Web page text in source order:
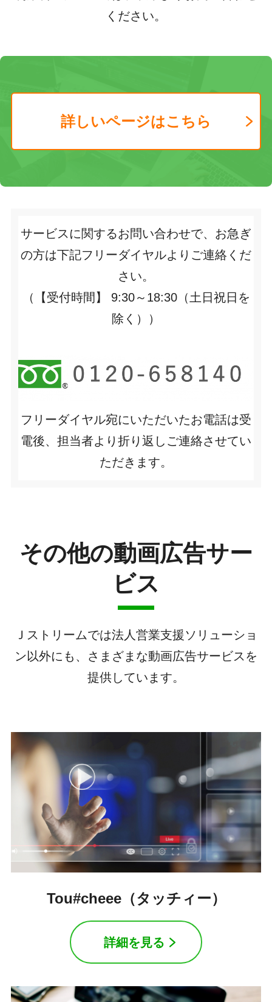
ください。
詳しいページはこちら
サービスに関するお問い合わせで、お急ぎ
の方は下記フリーダイヤルよりご連絡くだ
さい。
（【受付時間】 9:30～18:30（土日祝日を
除く））
フリーダイヤル宛にいただいたお電話は受
電後、担当者より折り返しご連絡させてい
ただきます。
その他の動画広告サー
ビス
Ｊストリームでは法人営業支援ソリューショ
ン以外にも、さまざまな動画広告サービスを
提供しています。
Tou#cheee（タッチィー）
詳細を見る